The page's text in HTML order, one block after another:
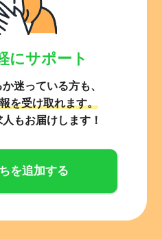
にサポート
迷っている方も、
を受け取れます。
もお届けします！
を追加する